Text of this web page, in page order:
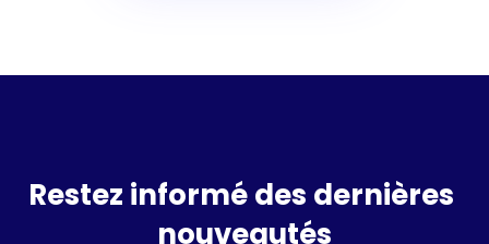
Restez informé des dernières
nouveautés